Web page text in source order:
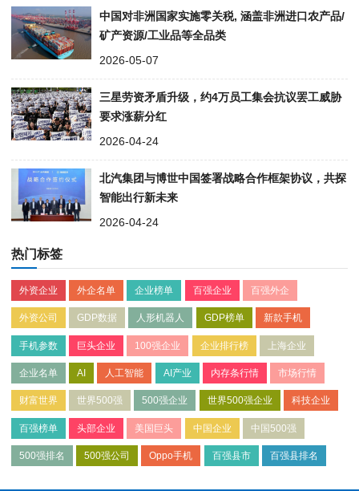
中国对非洲国家实施零关税, 涵盖非洲进口农产品/
矿产资源/工业品等全品类
2026-05-07
三星劳资矛盾升级，约4万员工集会抗议罢工威胁
要求涨薪分红
2026-04-24
北汽集团与博世中国签署战略合作框架协议，共探
智能出行新未来
2026-04-24
热门标签
外资企业 外企名单 企业榜单 百强企业 百强外企
外资公司 GDP数据 人形机器人 GDP榜单 新款手机
手机参数 巨头企业 100强企业 企业排行榜 上海企业
企业名单 AI 人工智能 AI产业 内存条行情 市场行情
财富世界 世界500强 500强企业 世界500强企业 科技企业
百强榜单 头部企业 美国巨头 中国企业 中国500强
500强排名 500强公司 Oppo手机 百强县市 百强县排名